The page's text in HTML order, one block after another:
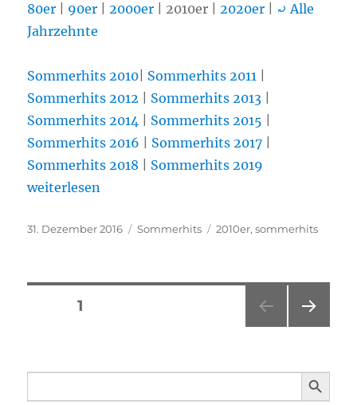
80er
90er |2000er | 2010er |2020er
⤾ Alle
Jahrzehnte
Sommerhits 2010 Sommerhits 2011
Sommerhits 2012
Sommerhits 2013
Sommerhits 2014
Sommerhits 2015
Sommerhits 2016
Sommerhits 2017
Sommerhits 2018
Sommerhits 2019
„Sommerhits der 2010er“
weiterlesen
Veröffentlicht
31. Dezember 2016 Kategorien
Sommerhits Schlagwörter
2010er,sommerhits
Seitennummerierung
1
Search
SEARCH